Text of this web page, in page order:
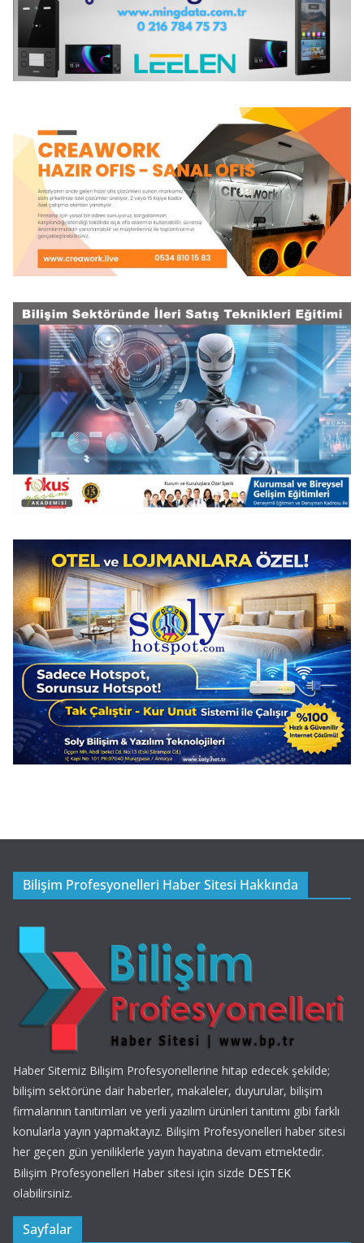
Bilişim Profesyonelleri Haber Sitesi Hakkında
Haber Sitemiz Bilişim Profesyonellerine hitap edecek şekilde;
bilişim sektörüne dair haberler, makaleler, duyurular, bilişim
firmalarının tanıtımları ve yerli yazılım ürünleri tanıtımı gibi farklı
konularla yayın yapmaktayız. Bilişim Profesyonelleri haber sitesi
her geçen gün yeniliklerle yayın hayatına devam etmektedir.
Bilişim Profesyonelleri Haber sitesi için sizde DESTEK
olabilirsiniz.
Sayfalar